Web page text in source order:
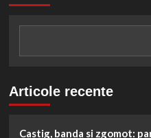
Articole recente
Castig, banda si zgomot: